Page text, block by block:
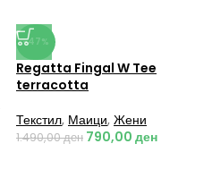
-47%
Regatta Fingal W Tee
terracotta
Текстил, Маици, Жени
1.490,00ден 790,00 ден